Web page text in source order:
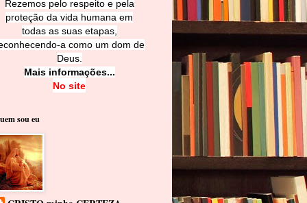
Rezemos pelo respeito e pela
proteção da vida humana em
todas as suas etapas,
a como um dom de
Deus.
Mais informações...
No site
sou eu